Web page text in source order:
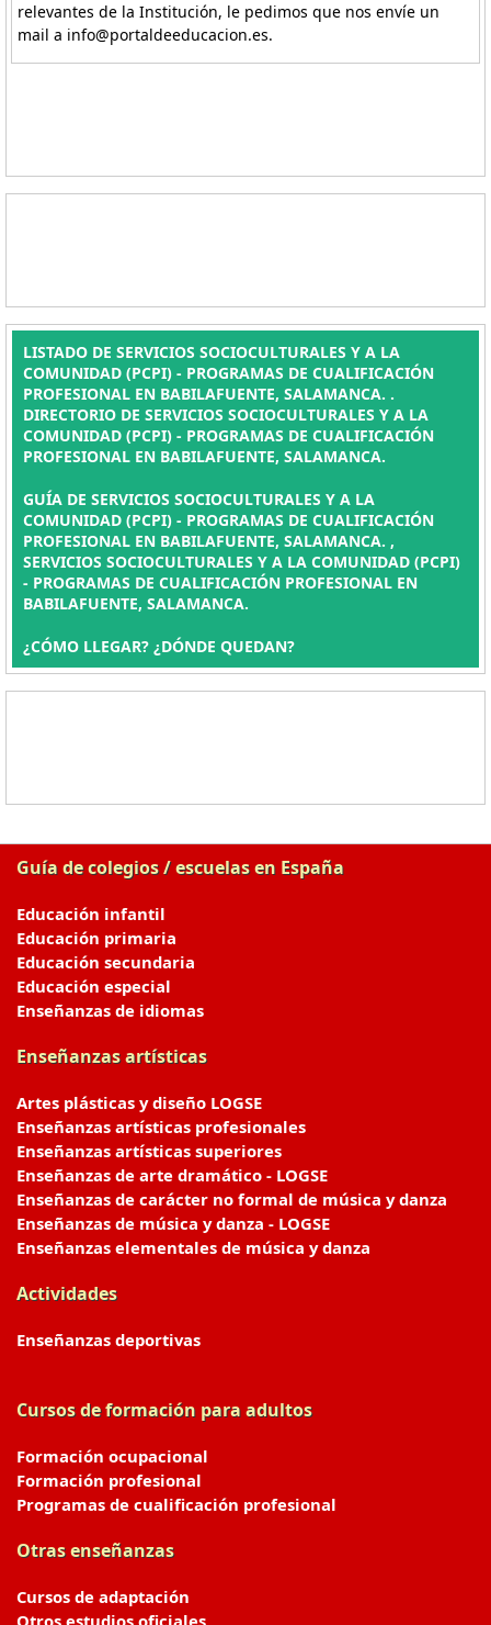
relevantes de la Institución, le pedimos que nos envíe un
mail a info@portaldeeducacion.es.
LISTADO DE SERVICIOS SOCIOCULTURALES Y A LA
COMUNIDAD (PCPI) - PROGRAMAS DE CUALIFICACIÓN
PROFESIONAL EN BABILAFUENTE, SALAMANCA. .
DIRECTORIO DE SERVICIOS SOCIOCULTURALES Y A LA
COMUNIDAD (PCPI) - PROGRAMAS DE CUALIFICACIÓN
PROFESIONAL EN BABILAFUENTE, SALAMANCA.
GUÍA DE SERVICIOS SOCIOCULTURALES Y A LA
COMUNIDAD (PCPI) - PROGRAMAS DE CUALIFICACIÓN
PROFESIONAL EN BABILAFUENTE, SALAMANCA. ,
SERVICIOS SOCIOCULTURALES Y A LA COMUNIDAD (PCPI)
- PROGRAMAS DE CUALIFICACIÓN PROFESIONAL EN
BABILAFUENTE, SALAMANCA.
¿CÓMO LLEGAR? ¿DÓNDE QUEDAN?
Guía de colegios / escuelas en España
Educación infantil
Educación primaria
Educación secundaria
Educación especial
Enseñanzas de idiomas
Enseñanzas artísticas
Artes plásticas y diseño LOGSE
Enseñanzas artísticas profesionales
Enseñanzas artísticas superiores
Enseñanzas de arte dramático - LOGSE
Enseñanzas de carácter no formal de música y danza
Enseñanzas de música y danza - LOGSE
Enseñanzas elementales de música y danza
Actividades
Enseñanzas deportivas
Cursos de formación para adultos
Formación ocupacional
Formación profesional
Programas de cualificación profesional
Otras enseñanzas
Cursos de adaptación
Otros estudios oficiales